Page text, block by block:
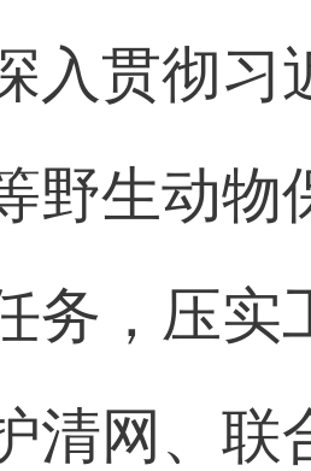
入贯彻习
野生动物
务，压实
清网、联